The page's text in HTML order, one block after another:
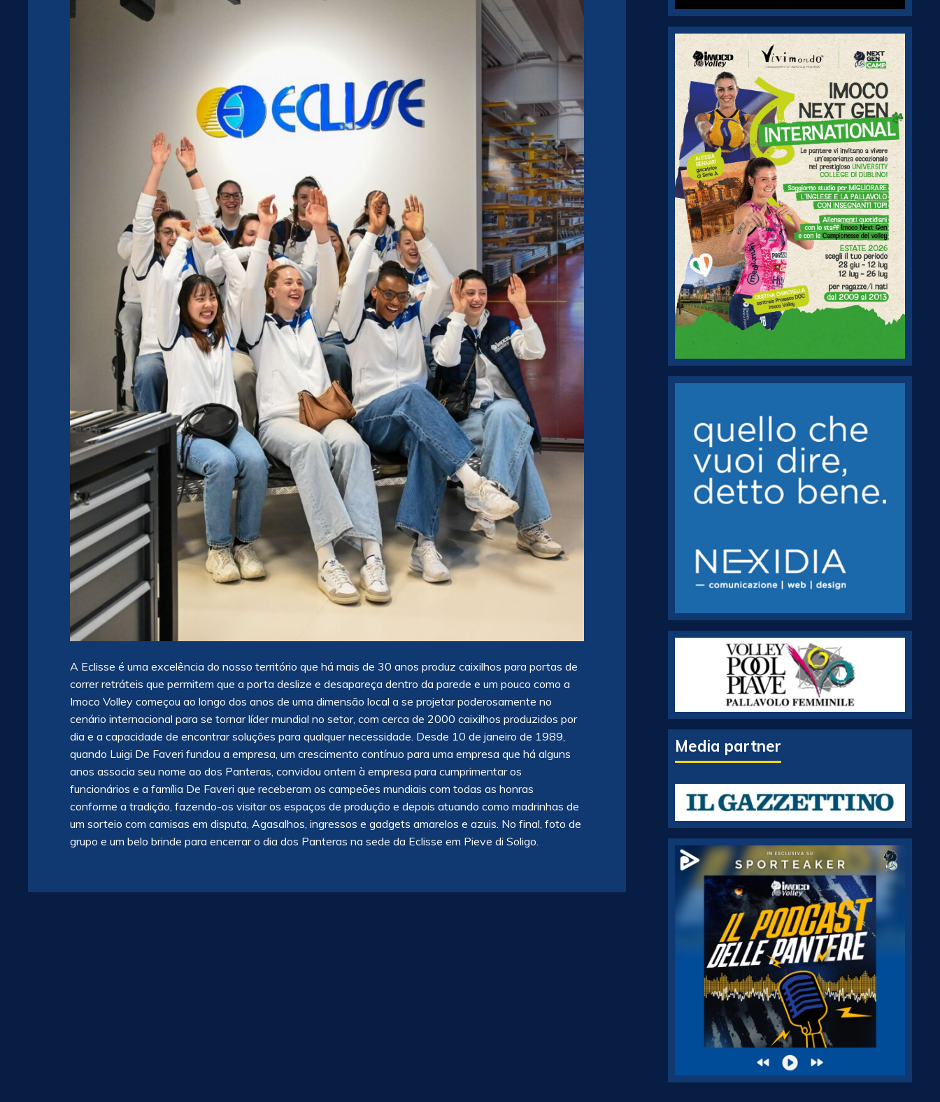
A Eclisse é uma excelência do nosso território que há mais de 30 anos produz caixilhos para portas de
correr retráteis que permitem que a porta deslize e desapareça dentro da parede e um pouco como a
Imoco Volley começou ao longo dos anos de uma dimensão local a se projetar poderosamente no
cenário internacional para se tornar líder mundial no setor, com cerca de 2000 caixilhos produzidos por
dia e a capacidade de encontrar soluções para qualquer necessidade. Desde 10 de janeiro de 1989,
quando Luigi De Faveri fundou a empresa, um crescimento contínuo para uma empresa que há alguns
anos associa seu nome ao dos Panteras, convidou ontem à empresa para cumprimentar os
funcionários e a família De Faveri que receberam os campeões mundiais com todas as honras
conforme a tradição, fazendo-os visitar os espaços de produção e depois atuando como madrinhas de
um sorteio com camisas em disputa, Agasalhos, ingressos e gadgets amarelos e azuis. No final, foto de
grupo e um belo brinde para encerrar o dia dos Panteras na sede da Eclisse em Pieve di Soligo.
Media partner